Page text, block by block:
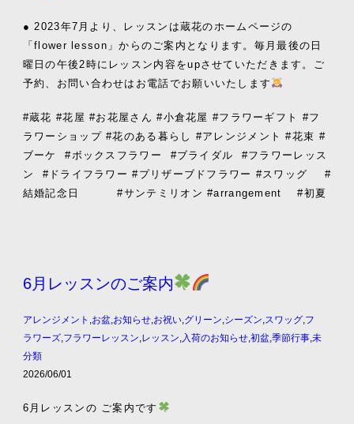
● 2023年7月より、レッスンは蔵花のホームページの
「flower lesson」からのご案内となります。毎月最後の日
曜日の午後2時にレッスン内容をupさせていただきます。ご
予約、お問い合わせはお電話でお願いいたします
#蔵花 #花屋 #お花屋さん #小倉花屋 #フラワーギフト #フ
ラワーショップ #花のある暮らし #アレンジメント #花束 #
ブーケ
#ボックスフラワー #ブライダル
#フラワーレッス
ン
#ドライフラワー #プリザーブドフラワー #スワッグ
#
結婚記念日 #サンテミリオン #arrangement #初夏
6月レッスンのご案内
アレンジメント お盆, お知らせ, お祝い, グリーン シーズン スワッグ, フ
ラワーズ, フラワーレッスン レッスン 入荷のお知らせ, 初盆, 季節行事, 未
分類
2026/06/01
6月レッスンの ご案内です